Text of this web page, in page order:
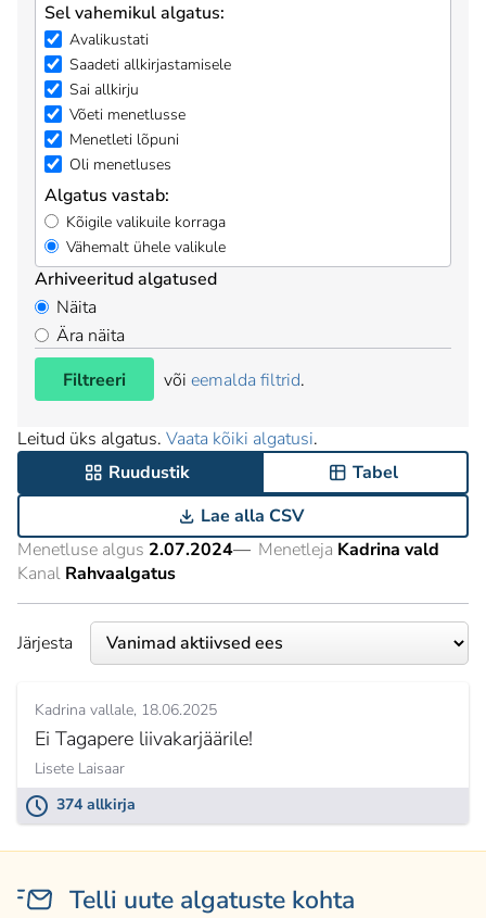
Sel vahemikul algatus:
Avalikustati
Saadeti allkirjastamisele
Sai allkirju
Võeti menetlusse
Menetleti lõpuni
Oli menetluses
Algatus vastab:
Kõigile valikuile korraga
Vähemalt ühele valikule
Arhiveeritud algatused
Näita
Ära näita
Filtreeri
või eemalda filtrid.
Leitud üks algatus. Vaata kõiki algatusi.
Ruudustik
Tabel
Lae alla CSV
Menetluse algus 2.07.2024— Menetleja Kadrina vald
Kanal Rahvaalgatus
Järjesta
Kadrina vallale 18.06.2025
Ei Tagapere liivakarjäärile!
Lisete Laisaar
374 allkirja
Telli uute algatuste kohta